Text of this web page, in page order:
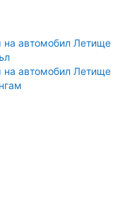
на автомобил Летище
на автомобил Летище